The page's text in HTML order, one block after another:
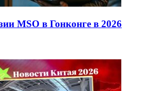
MSO в Гонконге в 2026